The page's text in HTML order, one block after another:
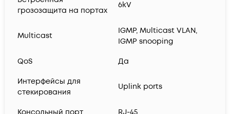
грозозащита на портах
6kV
Multicast
IGMP, Multicast VLAN,
IGMP snooping
QoS Да
Интерфейсы для
стекирования
Uplink ports